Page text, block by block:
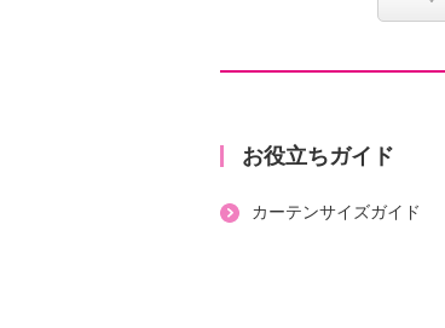
除湿シートも付属してい
密閉しないことで、羽毛
お役立ちガイド
カーテンサイズガイド